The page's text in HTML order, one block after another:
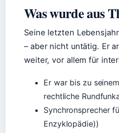
Was wurde aus
Seine letzten
– aber nicht untätig. Er
weiter, vor allem für
Er war bis zu
rechtliche
Synchronsprecher
Enzyklopädie))